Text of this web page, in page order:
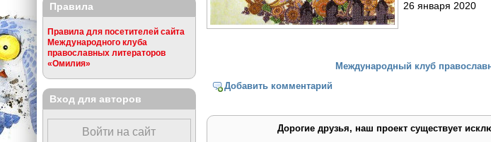
26 января 2020
Международный клуб
Добавить комментарий
Дорогие друзья, наш проект существует
Правила
Правила для посетителей сайта
Международного клуба
православных литераторов
«Омилия»
Вход для авторов
Войти на сайт